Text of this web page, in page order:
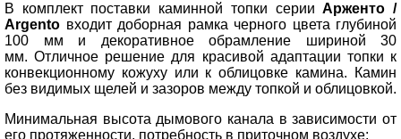
В комплект поставки каминной топки серииАрженто /
Argento входит доборная рамка черного цвета глубиной
100 мм и декоративное обрамление шириной 30
мм. Отличное решение для красивой адаптации топки к
конвекционному кожуху или к облицовке камина. Камин
без видимых щелей и зазоров между топкой и облицовкой.
Минимальная высота дымового канала в зависимости от
его протяженности, потребность в приточном воздухе: